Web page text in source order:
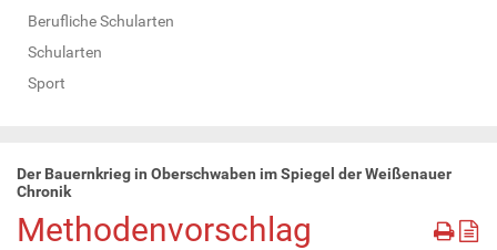
Berufliche Schularten
Schularten
Sport
Der Bauernkrieg in Oberschwaben im Spiegel der Weißenauer
Chronik
Methodenvorschlag